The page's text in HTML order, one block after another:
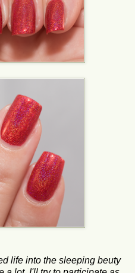
life into the sleeping beuty